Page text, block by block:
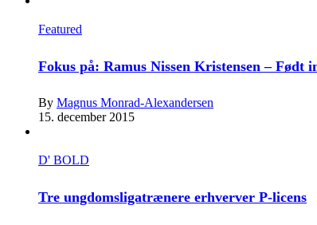
Featured
Fokus på: Ramus Nissen Kristensen – Født
By Magnus Monrad-Alexandersen
15. december 2015
D' BOLD
Tre ungdomsligatrænere erhverver P-licens